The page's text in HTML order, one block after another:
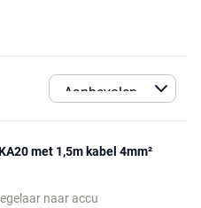
met 1,5m kabel 4mm²
naar accu